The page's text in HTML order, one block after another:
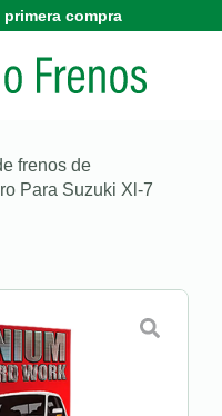
compra
frenos de
Para Suzuki Xl-7